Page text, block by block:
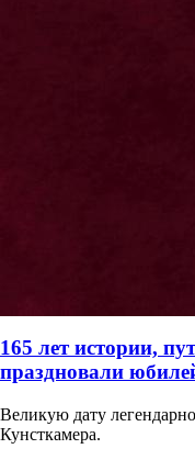
165 лет истории,
праздновали
Великую дату
Кунсткамера.